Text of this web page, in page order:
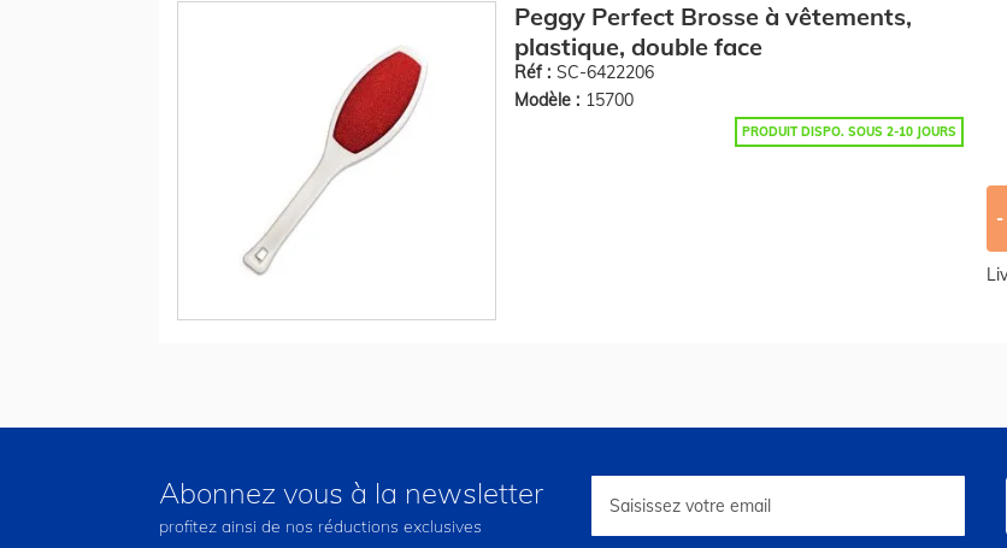
Peggy Perfect Brosse à vêtements,
plastique, double face
Réf : SC-6422206
Modèle : 15700
PRODUIT DISPO. SOUS 2-10 JOURS
-
Abonnez vous à la newsletter
profitez ainsi de nos réductions exclusives
lettre